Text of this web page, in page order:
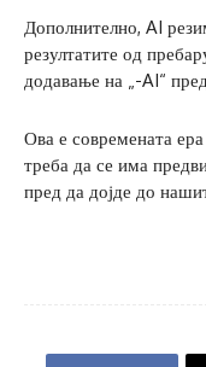
Дополнително, AI
резултатите од
додавање на „-AI“
Ова е современата
треба да се има
пред да дојде до